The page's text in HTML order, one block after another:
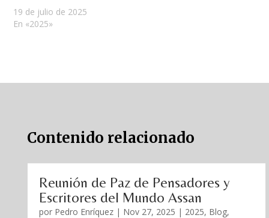
19 de julio de 2025
En «2025»
Contenido relacionado
Reunión de Paz de Pensadores y
Escritores del Mundo Assan
por Pedro Enríquez| Nov 27, 2025 | 2025, Blog,